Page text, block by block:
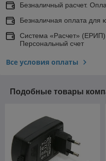
Безналичный расчет.
Безналичная оплата для
Система «Расчет»
Персональный счет
Все условия оплаты
Подобные товары